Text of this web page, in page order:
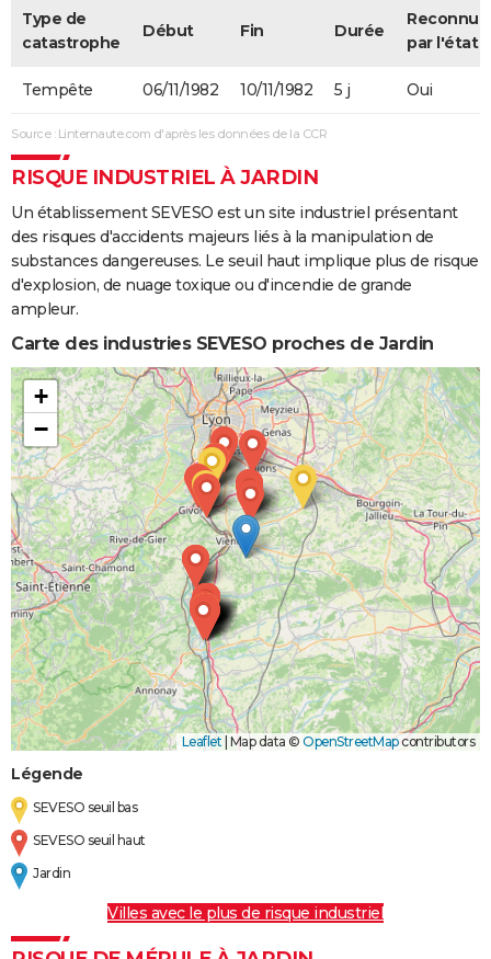
Type de
catastrophe
Début Fin Durée
Reconnue
par l'état
Tempête 06/11/1982 10/11/1982 5 j Oui
Source : Linternaute.com d'après les données de la CCR
RISQUE INDUSTRIEL À JARDIN
Un établissement SEVESO est un site industriel présentant
des risques d'accidents majeurs liés à la manipulation de
substances dangereuses. Le seuil haut implique plus de risque
d'explosion, de nuage toxique ou d'incendie de grande
ampleur.
Carte des industries SEVESO proches de Jardin
+
−
Leaflet | Map data © OpenStreetMapcontributors
Légende
SEVESO seuil bas
SEVESO seuil haut
Jardin
Villes avec le plus de risque industriel